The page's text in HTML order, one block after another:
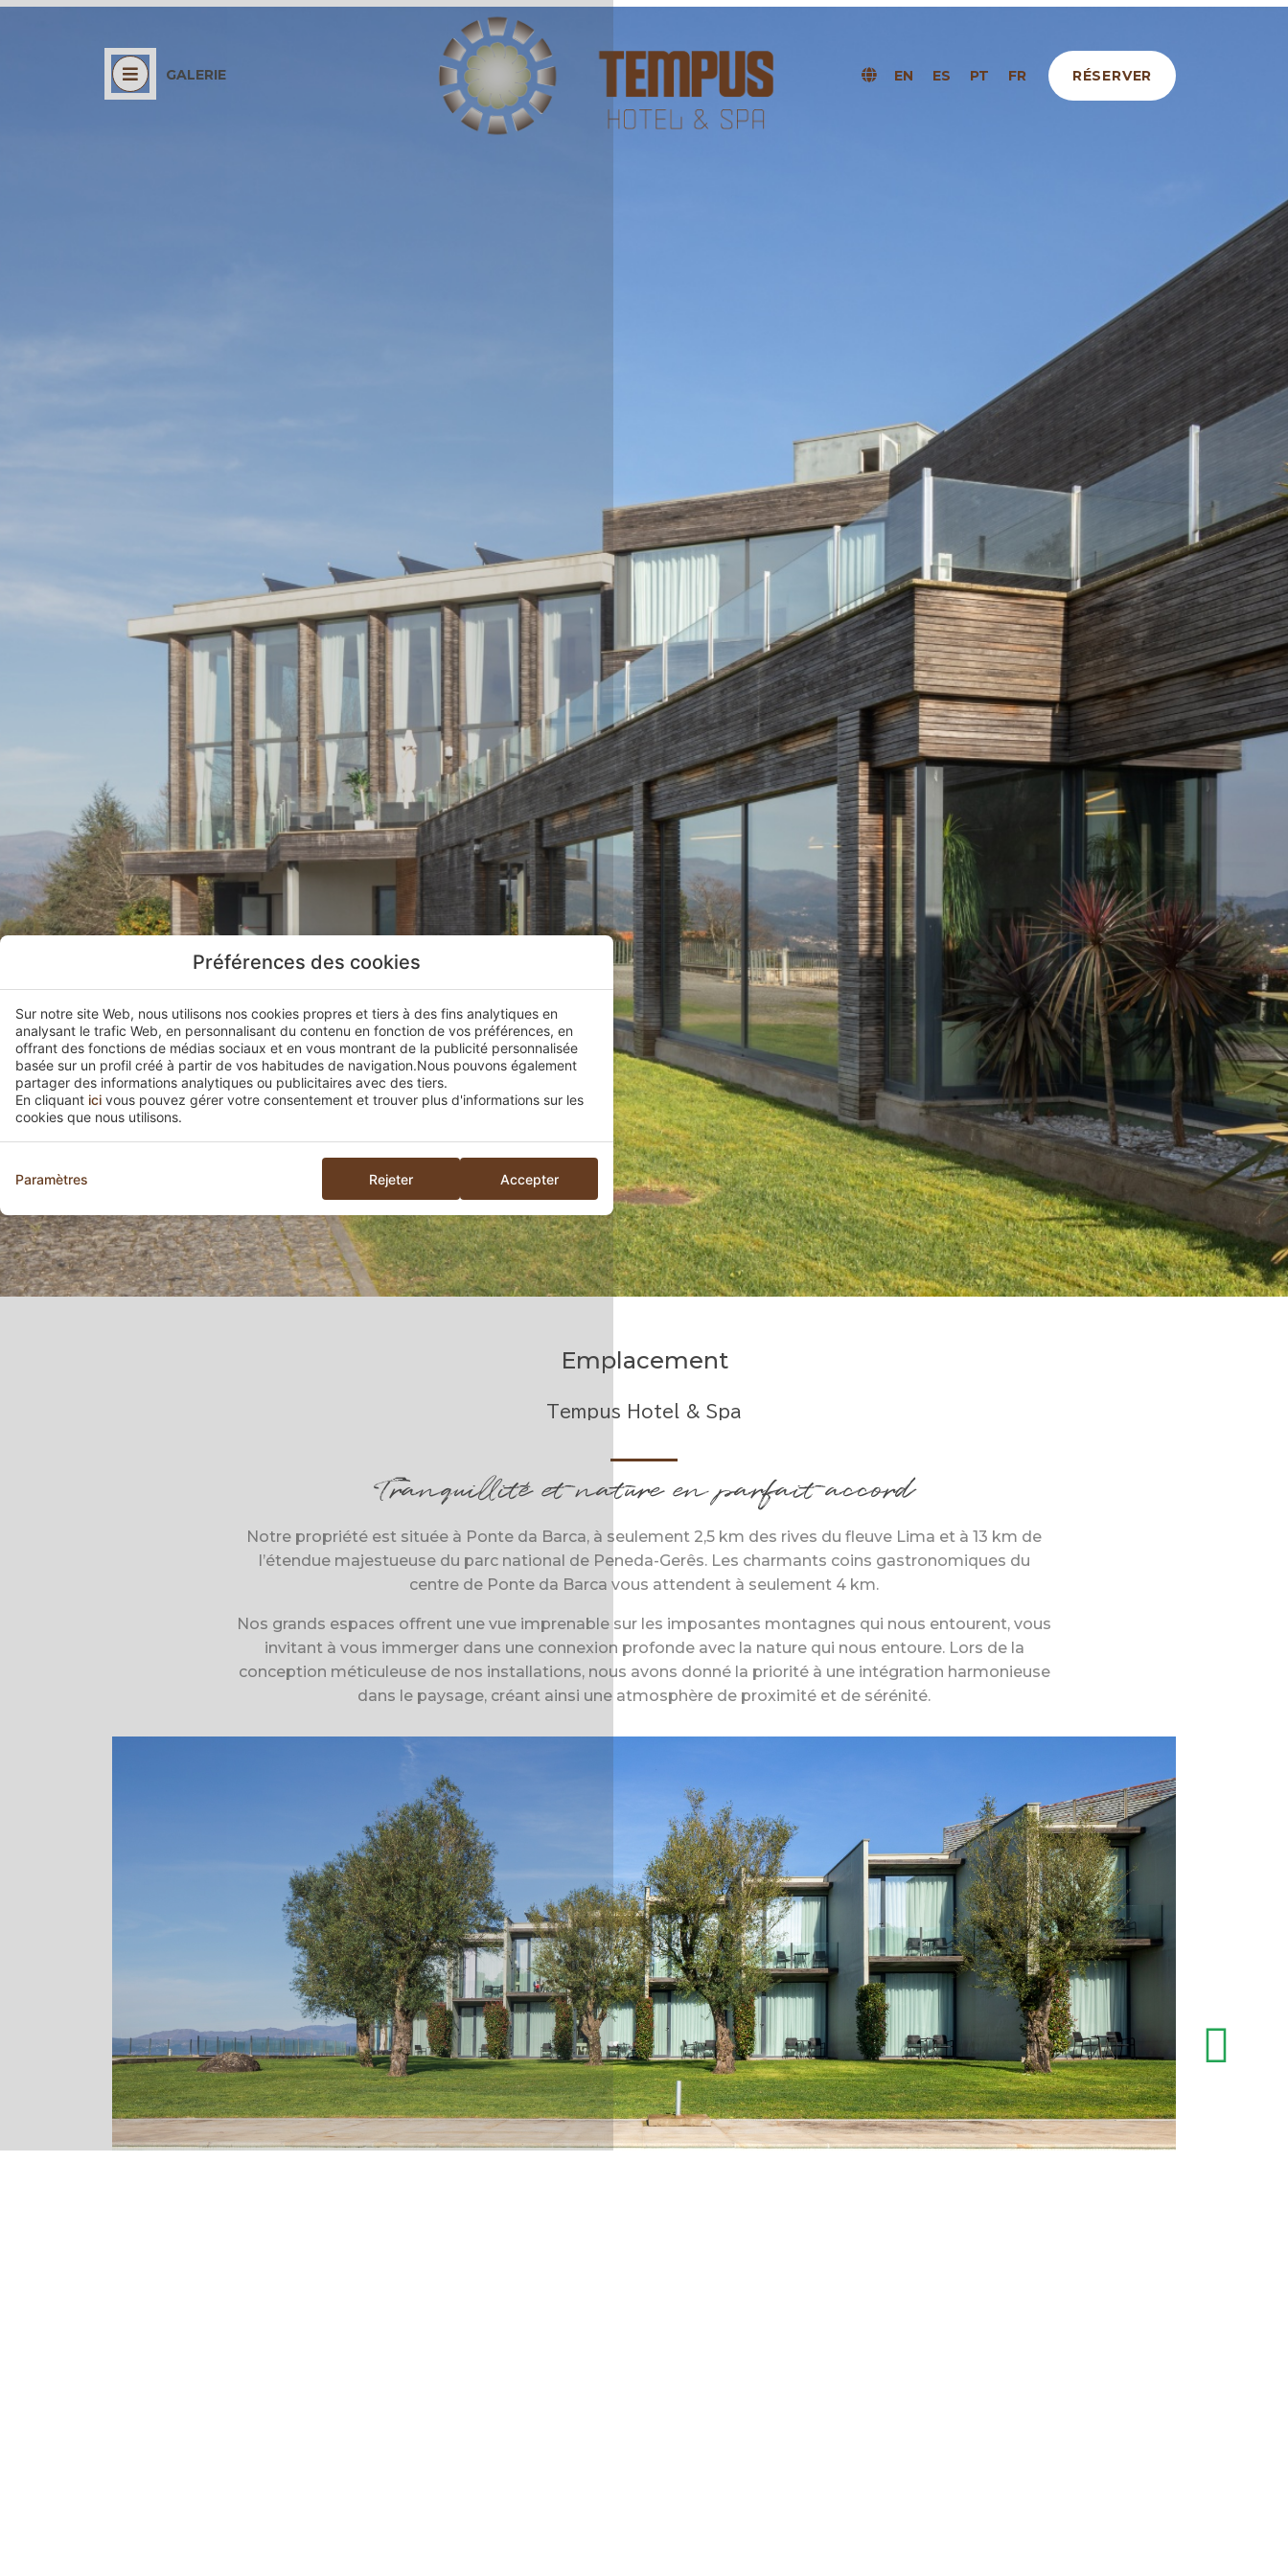
GALERIE EN ES PT FR RÉSERVER
Emplacement
Tempus Hotel & Spa
Tranquillité et nature en parfait accord
Notre propriété est située à Ponte da Barca, à seulement 2,5 km des rives du fleuve Lima et à 13 km de
l’étendue majestueuse du parc national de Peneda-Gerês. Les charmants coins gastronomiques du
centre de Ponte da Barca vous attendent à seulement 4 km.
Nos grands espaces offrent une vue imprenable sur les imposantes montagnes qui nous entourent, vous
invitant à vous immerger dans une connexion profonde avec la nature qui nous entoure. Lors de la
conception méticuleuse de nos installations, nous avons donné la priorité à une intégration harmonieuse
dans le paysage, créant ainsi une atmosphère de proximité et de sérénité.
Préférences des cookies
Sur notre site Web, nous utilisons nos cookies propres et tiers à des fins analytiques en
analysant le trafic Web, en personnalisant du contenu en fonction de vos préférences, en
offrant des fonctions de médias sociaux et en vous montrant de la publicité personnalisée
basée sur un profil créé à partir de vos habitudes de navigation.Nous pouvons également
partager des informations analytiques ou publicitaires avec des tiers.
En cliquant ici vous pouvez gérer votre consentement et trouver plus d'informations sur les
cookies que nous utilisons.
Paramètres Rejeter Accepter